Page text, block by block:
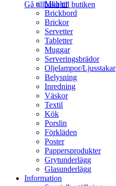
Gå tillbaka till butiken
Möbler
Brickbord
Brickor
Servetter
Tabletter
Muggar
Serveringsbrädor
Oljelampor/Ljusstakar
Belysning
Inredning
Väskor
Textil
Kök
Porslin
Förkläden
Poster
Pappersprodukter
Grytunderlägg
Glasunderlägg
Information